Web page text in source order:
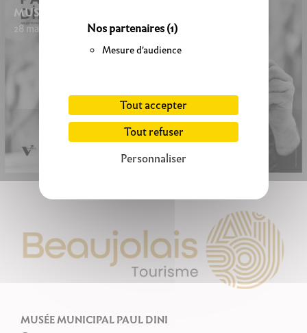
Nos partenaires(1)
Mesure d'audience
Tout accepter
Tout refuser
Personnaliser
MUSÉOCOULISSES
28 mars 2026 - 20 septembre 2026
MUSÉE MUNICIPAL PAUL DINI